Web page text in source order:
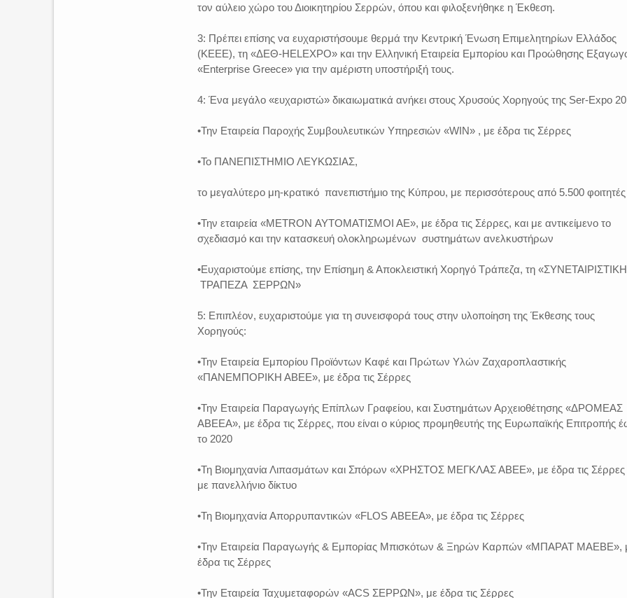
τον αύλειο χώρο του Διοικητηρίου Σερρών, όπου και φιλοξενήθηκε η Έκθεση.
3: Πρέπει επίσης να ευχαριστήσουμε θερμά την Κεντρική Ένωση Επιμελητηρίων Ελλάδος
(ΚΕΕΕ), τη «ΔΕΘ-HELEXPO» και την Ελληνική Εταιρεία Εμπορίου και Προώθησης
«Enterprise Greece» για την αμέριστη υποστήριξή τους.
4: Ένα μεγάλο «ευχαριστώ» δικαιωματικά ανήκει στους Χρυσούς Χορηγούς της Ser-Expo
•Την Εταιρεία Παροχής Συμβουλευτικών Υπηρεσιών «WIN» , με έδρα τις Σέρρες
•Το ΠΑΝΕΠΙΣΤΗΜΙΟ ΛΕΥΚΩΣΙΑΣ,
το μεγαλύτερο μη-κρατικό πανεπιστήμιο της Κύπρου, με περισσότερους από 5.500 φοιτητές
•Την εταιρεία «ΜETRON ΑΥΤΟΜΑΤΙΣΜΟΙ ΑΕ», με έδρα τις Σέρρες, και με αντικείμενο το
σχεδιασμό και την κατασκευή ολοκληρωμένων συστημάτων ανελκυστήρων
•Ευχαριστούμε επίσης, την Επίσημη & Αποκλειστική Χορηγό Τράπεζα, τη «ΣΥΝΕΤΑΙΡΙΣΤΙΚΗ
ΤΡΑΠΕΖΑ ΣΕΡΡΩΝ»
5: Επιπλέον, ευχαριστούμε για τη συνεισφορά τους στην υλοποίηση της Έκθεσης τους
Χορηγούς:
•Την Εταιρεία Εμπορίου Προϊόντων Καφέ και Πρώτων Υλών Ζαχαροπλαστικής
«ΠΑΝΕΜΠΟΡΙΚΗ ΑΒΕΕ», με έδρα τις Σέρρες
•Την Εταιρεία Παραγωγής Επίπλων Γραφείου, και Συστημάτων Αρχειοθέτησης «ΔΡΟΜΕΑΣ
ΑΒΕΕΑ», με έδρα τις Σέρρες, που είναι ο κύριος προμηθευτής της Ευρωπαϊκής Επιτροπής
το 2020
•Τη Βιομηχανία Λιπασμάτων και Σπόρων «ΧΡΗΣΤΟΣ ΜΕΓΚΛΑΣ ΑΒΕΕ», με έδρα τις Σέρρες
με πανελλήνιο δίκτυο
•Τη Βιομηχανία Απορρυπαντικών «FLOS ΑΒΕΕΑ», με έδρα τις Σέρρες
•Την Εταιρεία Παραγωγής & Εμπορίας Μπισκότων & Ξηρών Καρπών «ΜΠΑΡΑΤ ΜΑΕΒΕ»,
έδρα τις Σέρρες
•Την Εταιρεία Ταχυμεταφορών «ACS ΣΕΡΡΩΝ», με έδρα τις Σέρρες